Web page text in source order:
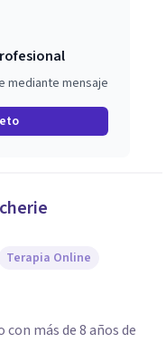
mediante mensaje
Terapia Online
más de 8 años de